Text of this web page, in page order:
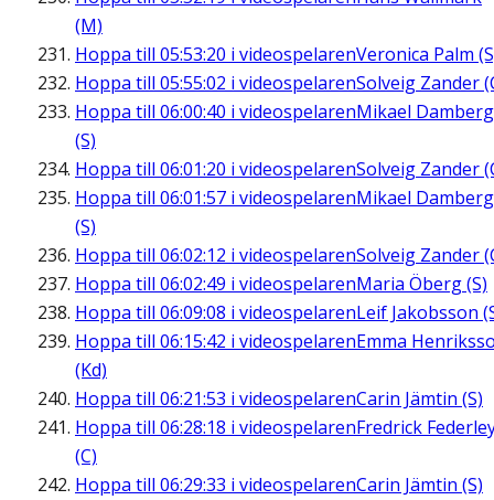
(M)
Hoppa till 05:53:20 i videospelarenVeronica Palm
Hoppa till 05:55:02 i videospelarenSolveig Zander
Hoppa till 06:00:40 i videospelarenMikael Damberg
(S)
Hoppa till 06:01:20 i videospelarenSolveig Zander
Hoppa till 06:01:57 i videospelarenMikael Damberg
(S)
Hoppa till 06:02:12 i videospelarenSolveig Zander
Hoppa till 06:02:49 i videospelarenMaria Öberg (S)
Hoppa till 06:09:08 i videospelarenLeif Jakobsson
Hoppa till 06:15:42 i videospelarenEmma
(Kd)
Hoppa till 06:21:53 i videospelarenCarin Jämtin (S)
Hoppa till 06:28:18 i videospelarenFredrick
(C)
Hoppa till 06:29:33 i videospelarenCarin Jämtin (S)